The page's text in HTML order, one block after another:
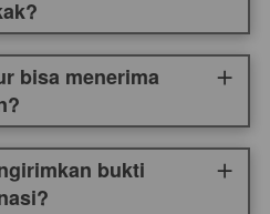
bisa menerima
bukti